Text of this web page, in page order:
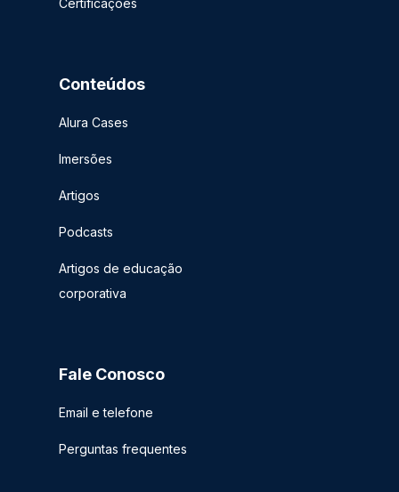
Conteúdos
Alura Cases
Imersões
Artigos
Podcasts
Artigos de educação
corporativa
Fale Conosco
Email e telefone
Perguntas frequentes